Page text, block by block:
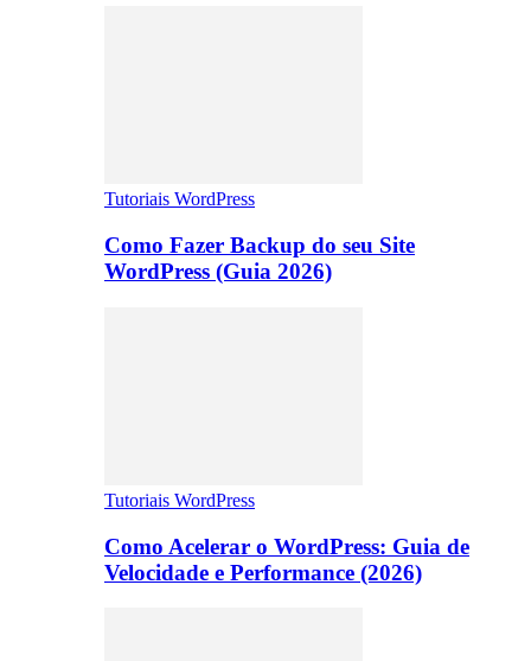
Tutoriais WordPress
Como Fazer Backup do seu Site
WordPress (Guia 2026)
Tutoriais WordPress
Como Acelerar o WordPress: Guia de
Velocidade e Performance (2026)